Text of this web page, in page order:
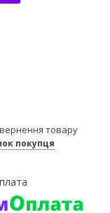
товару
покупця